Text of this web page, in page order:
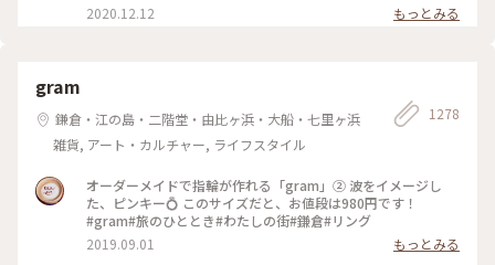
2020.12.12
もっとみる
gram
鎌倉・江の島・二階堂・由比ヶ浜・大船・七里ヶ浜
雑貨, アート・カルチャー, ライフスタイル
1278
オーダーメイドで指輪が作れる「gram」② 波をイメージし
た、ピンキー💍 このサイズだと、お値段は980円です！
#gram#旅のひととき#わたしの街#鎌倉#リング
2019.09.01
もっとみる